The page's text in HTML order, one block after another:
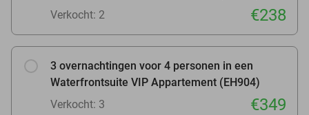
Verkocht: 2
€238
3 overnachtingen voor 4 personen in een
Waterfrontsuite VIP Appartement (EH904)
Verkocht: 3
€349